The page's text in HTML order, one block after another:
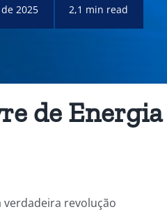
2025 2,1 min read
de Energia
verdadeira revolução